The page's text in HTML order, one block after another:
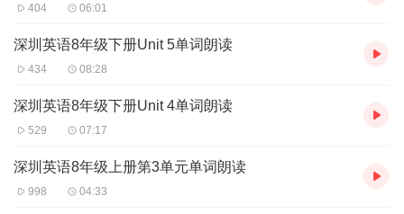
404 06:01
深圳英语8年级下册Unit 5单词朗读
434 08:28
深圳英语8年级下册Unit 4单词朗读
529 07:17
深圳英语8年级上册第3单元单词朗读
998 04:33